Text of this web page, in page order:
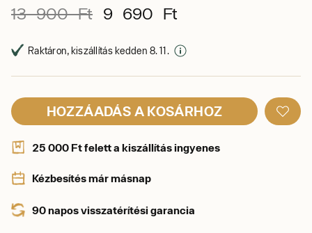
13 900 Ft 9 690 Ft
Raktáron, kiszállítás kedden 8. 11.
HOZZÁADÁS A KOSÁRHOZ
25 000 Ft felett a kiszállítás ingyenes
Kézbesítés már másnap
90 napos visszatérítési garancia